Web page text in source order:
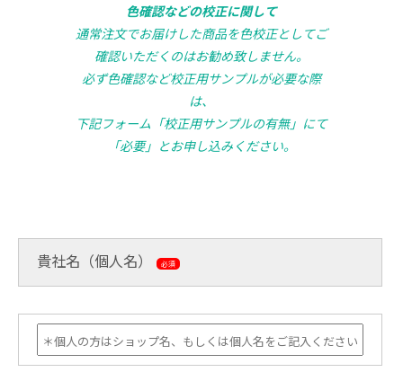
色確認などの校正に関して
通常注文でお届けした商品を色校正としてご
確認いただくのはお勧め致しません。
必ず色確認など校正用サンプルが必要な際
は、
下記フォーム「校正用サンプルの有無」にて
「必要」とお申し込みください。
貴社名（個人名） 必須